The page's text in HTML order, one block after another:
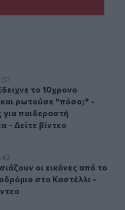
στην Κρήτη
και ρωτούσε "πόσο;"
το 10χρονο
το 10χρονο
και ρωτούσε "πόσο;" -
για παιδεραστή
- Δείτε βίντεο
Κυριακή 9 Αυγούστου
εικόνες από το νέο
οι εικόνες από το
οι εικόνες από το
στο Καστέλλι -